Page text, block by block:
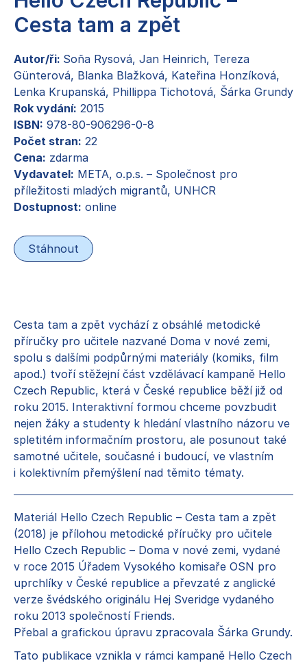
Cesta tam a zpět
Autor/ři: Soňa Rysová, Jan Heinrich, Tereza
Günterová, Blanka Blažková, Kateřina Honzíková,
Lenka Krupanská, Phillippa Tichotová, Šárka Grundy
Rok vydání: 2015
ISBN: 978-80-906296-0-8
Počet stran: 22
Cena: zdarma
Vydavatel: META, o.p.s. – Společnost pro
příležitosti mladých migrantů, UNHCR
Dostupnost: online
Stáhnout
Cesta tam a zpět vychází z obsáhlé metodické
příručky pro učitele nazvané Doma v nové zemi,
spolu s dalšími podpůrnými materiály (komiks, film
apod.) tvoří stěžejní část vzdělávací kampaně Hello
Czech Republic, která v České republice běží již od
roku 2015. Interaktivní formou chceme povzbudit
nejen žáky a studenty k hledání vlastního názoru ve
spletitém informačním prostoru, ale posunout také
samotné učitele, současné i budoucí, ve vlastním
i kolektivním přemýšlení nad těmito tématy.
Materiál Hello Czech Republic – Cesta tam a zpět
(2018) je přílohou metodické příručky pro učitele
Hello Czech Republic – Doma v nové zemi, vydané
v roce 2015 Úřadem Vysokého komisaře OSN pro
uprchlíky v České republice a převzaté z anglické
verze švédského originálu Hej Sveridge vydaného
roku 2013 společností Friends.
Přebal a grafickou úpravu zpracovala Šárka Grundy.
Tato publikace vznikla v rámci kampaně Hello Czech